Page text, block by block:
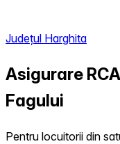
Județul Harghita
Asigurare
Fagului
Pentru locuitorii din